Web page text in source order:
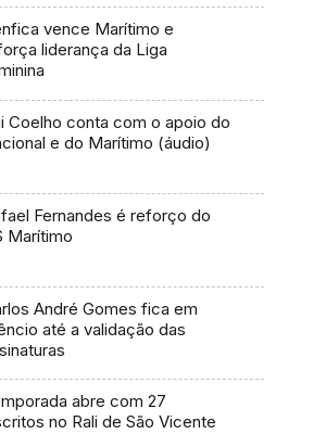
vence Marítimo e
liderança da Liga
Coelho conta com o apoio do
e do Marítimo (áudio)
Fernandes é reforço do
Marítimo
André Gomes fica em
até a validação das
abre com 27
no Rali de São Vicente